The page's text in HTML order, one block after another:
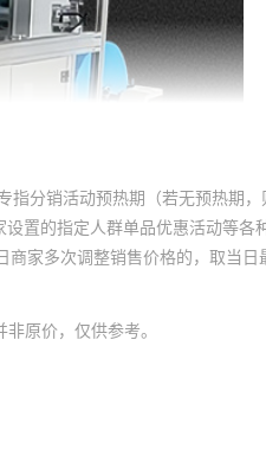
指分销活动预热期（若无预热期
置的指定人群单品优惠活动等各
家多次调整销售价格的，取当日
原价，仅供参考。